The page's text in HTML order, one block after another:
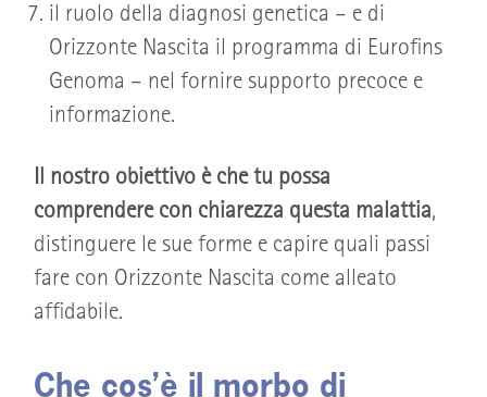
il ruolo della diagnosi genetica – e di
Orizzonte Nascita il programma di Eurofins
Genoma – nel fornire supporto precoce e
informazione.
Il nostro obiettivo è che tu possa
comprendere con chiarezza questa malattia,
distinguere le sue forme e capire quali passi
fare con Orizzonte Nascita come alleato
affidabile.
Che cos’è il morbo di